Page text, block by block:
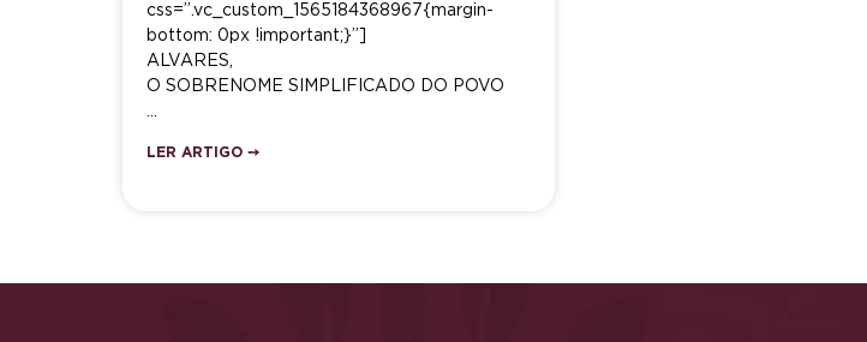
css=”.vc_custom_1565184368967{margin-
bottom: 0px !important;}”]
ALVARES,
O SOBRENOME SIMPLIFICADO DO POVO
LER ARTIGO ➙